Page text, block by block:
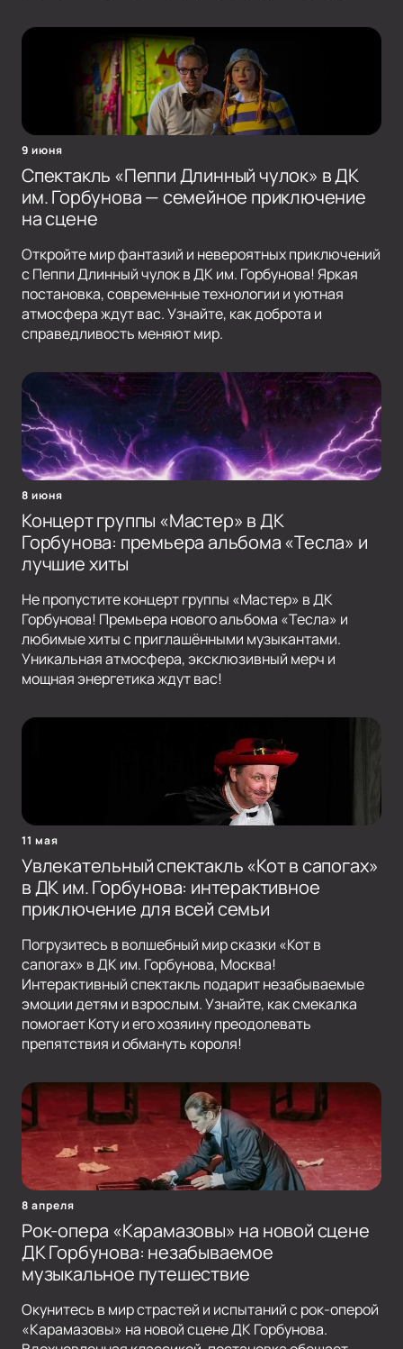
9 июня
Спектакль «Пеппи Длинный чулок» в ДК
им. Горбунова — семейное приключение
на сцене
Откройте мир фантазий и невероятных приключений
с Пеппи Длинный чулок в ДК им. Горбунова! Яркая
постановка, современные технологии и уютная
атмосфера ждут вас. Узнайте, как доброта и
справедливость меняют мир.
8 июня
Концерт группы «Мастер» в ДК
Горбунова: премьера альбома «Тесла» и
лучшие хиты
Не пропустите концерт группы «Мастер» в ДК
Горбунова! Премьера нового альбома «Тесла» и
любимые хиты с приглашёнными музыкантами.
Уникальная атмосфера, эксклюзивный мерч и
мощная энергетика ждут вас!
11 мая
Увлекательный спектакль «Кот в сапогах»
в ДК им. Горбунова: интерактивное
приключение для всей семьи
Погрузитесь в волшебный мир сказки «Кот в
сапогах» в ДК им. Горбунова, Москва!
Интерактивный спектакль подарит незабываемые
эмоции детям и взрослым. Узнайте, как смекалка
помогает Коту и его хозяину преодолевать
препятствия и обмануть короля!
8 апреля
Рок-опера «Карамазовы» на новой сцене
ДК Горбунова: незабываемое
музыкальное путешествие
Окунитесь в мир страстей и испытаний с рок-оперой
«Карамазовы» на новой сцене ДК Горбунова.